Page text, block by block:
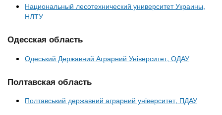
Национальный лесотехнический университет Украины,
НЛТУ
Одесская область
Одеський Державний Аграрний Університет, ОДАУ
Полтавская область
Полтавський державний аграрний університет, ПДАУ